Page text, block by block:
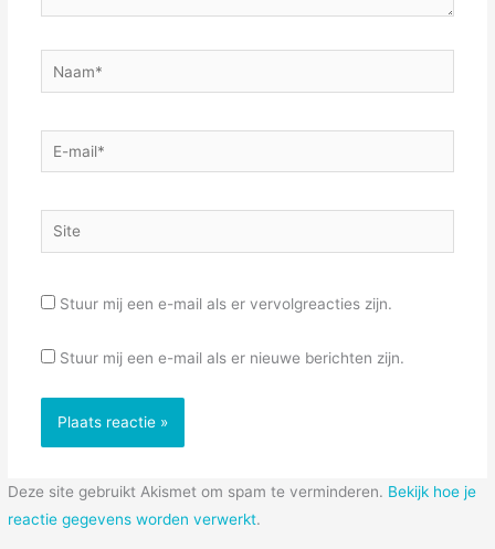
Naam*
E-
mail*
Site
Stuur mij een e-mail als er vervolgreacties zijn.
Stuur mij een e-mail als er nieuwe berichten zijn.
Deze site gebruikt Akismet om spam te verminderen. Bekijk hoe je
reactie gegevens worden verwerkt.